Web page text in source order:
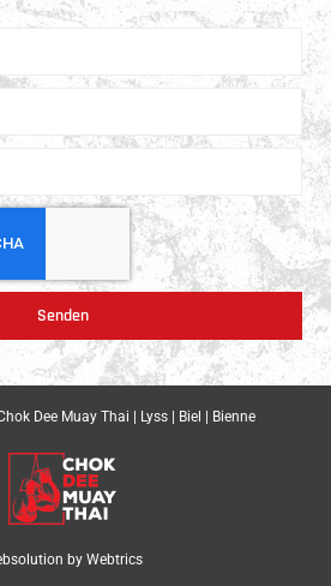
Senden
Dee Muay Thai | Lyss | Biel | Bienne
by Webtrics